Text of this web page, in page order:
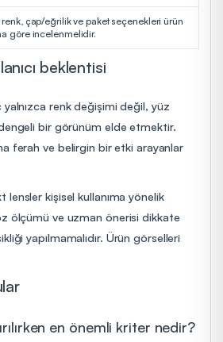
çap/eğrilik ve paket seçenekleri ürün
göre incelenmelidir.
beklentisi
renk değişimi değil, yüz
bir görünüm elde etmektir.
ferah ve belirgin bir etki arayanlar
lensler kişisel kullanıma yönelik
ölçümü ve uzman önerisi dikkate
yapılmamalıdır. Ürün görselleri
en önemli kriter nedir?